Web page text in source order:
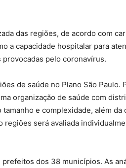
das regiões, de acordo com
a capacidade hospitalar para
provocadas pelo coronavírus.
de saúde no Plano São Paulo.
organização de saúde com
e complexidade, além da
será avaliada
dos 38 municípios. As